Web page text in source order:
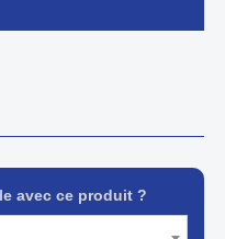
avec ce produit ?